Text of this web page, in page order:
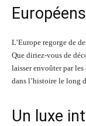
Européens
L’Europe regorge de
Que diriez-vous de
laisser envoûter par
dans l’histoire le long
Un luxe